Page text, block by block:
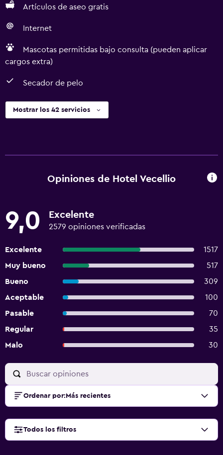
Artículos de aseo gratis
Internet
Mascotas permitidas bajo consulta (pueden aplicar
cargos extra)
Secador de pelo
Mostrar los 42 servicios
Opiniones de Hotel Vecellio
9,0 Excelente
2579 opiniones verificadas
Excelente
1517
Muy bueno
517
Bueno
309
Aceptable
100
Pasable
70
Regular
35
Malo
30
Ordenar por: Más recientes
Todos los filtros